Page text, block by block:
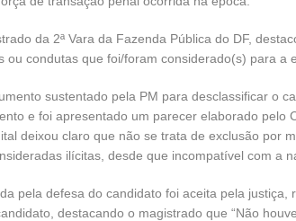
da 2ª Vara da Fazenda Pública do DF,
ou condutas que foi/foram considerado(s) para a
sustentado pela PM para desclassificar o
e foi apresentado um parecer elaborado
deixou claro que não se trata de exclusão por
ilícitas, desde que incompatível com a
pela defesa do candidato foi aceita pela
destacando o magistrado que “Não